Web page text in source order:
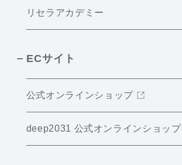
リセラアカデミー
ECサイト
公式オンラインショップ
deep2031 公式オンラインショップ